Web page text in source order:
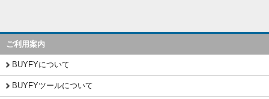
ご利用案内
BUYFYについて
BUYFYツールについて